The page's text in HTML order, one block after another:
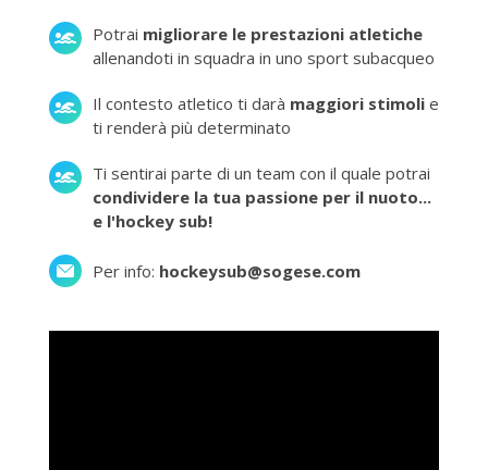
Potrai migliorare le prestazioni atletiche
allenandoti in squadra in uno sport subacqueo
Il contesto atletico ti darà maggiori stimolie
ti renderà più determinato
Ti sentirai parte di un team con il quale potrai
condividere la tua passione per il nuoto...
e l'hockey sub!
Per info: hockeysub@sogese.com